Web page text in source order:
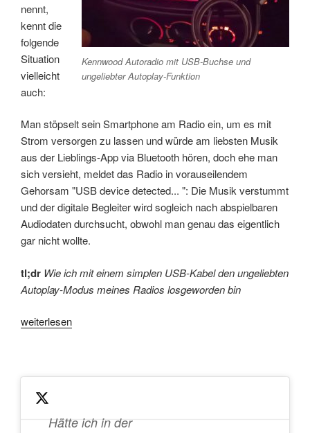
Kennwood Autoradio mit USB-Buchse und
ungeliebter Autoplay-Funktion
nennt,
kennt die
folgende
Situation
vielleicht
auch:
Man stöpselt sein Smartphone am Radio ein, um es mit
Strom versorgen zu lassen und würde am liebsten Musik
aus der Lieblings-App via Bluetooth hören, doch ehe man
sich versieht, meldet das Radio in vorauseilendem
Gehorsam "USB device detected... ": Die Musik verstummt
und der digitale Begleiter wird sogleich nach abspielbaren
Audiodaten durchsucht, obwohl man genau das eigentlich
gar nicht wollte.
tl;dr Wie ich mit einem simplen USB-Kabel den ungeliebten
Autoplay-Modus meines Radios losgeworden bin
„Verfluchtes
weiterlesen
Hätte ich in der